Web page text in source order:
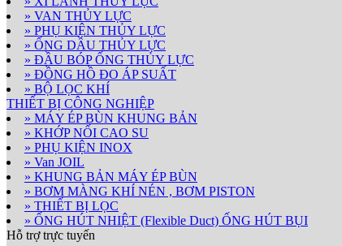
» VAN THỦY LỰC
» PHỤ KIỆN THỦY LỰC
» ỐNG DẦU THỦY LỰC
» ĐẦU BÓP ỐNG THỦY LỰC
» ĐỒNG HỒ ĐO ÁP SUẤT
» BỘ LỌC KHÍ
THIẾT BỊ CÔNG NGHIỆP
» MÁY ÉP BÙN KHUNG BẢN
» KHỚP NỐI CAO SU
» PHỤ KIỆN INOX
» Van JOIL
» KHUNG BẢN MÁY ÉP BÙN
» BƠM MÀNG KHÍ NÉN , BƠM PISTON
» THIẾT BỊ LỌC
» ỐNG HÚT NHIỆT (Flexible Duct) ỐNG HÚT BỤI
Hỗ trợ trực tuyến